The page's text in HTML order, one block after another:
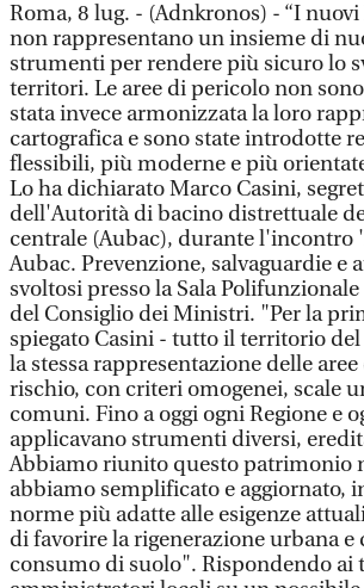
Roma, 8 lug. - (Adnkronos) - “I
non rappresentano un insieme di
strumenti per rendere più sicuro lo
territori. Le aree di pericolo non
stata invece armonizzata la loro
cartografica e sono state introdotte
flessibili, più moderne e più
Lo ha dichiarato Marco Casini,
dell'Autorità di bacino distrettuale
centrale (Aubac), durante l'incontro
Aubac. Prevenzione, salvaguardie e
svoltosi presso la Sala
del Consiglio dei Ministri. "Per la
spiegato Casini - tutto il territorio
la stessa rappresentazione delle
rischio, con criteri omogenei, scale
comuni. Fino a oggi ogni Regione e
applicavano strumenti diversi,
Abbiamo riunito questo patrimonio
abbiamo semplificato e aggiornato,
norme più adatte alle esigenze
di favorire la rigenerazione urbana
consumo di suolo". Rispondendo